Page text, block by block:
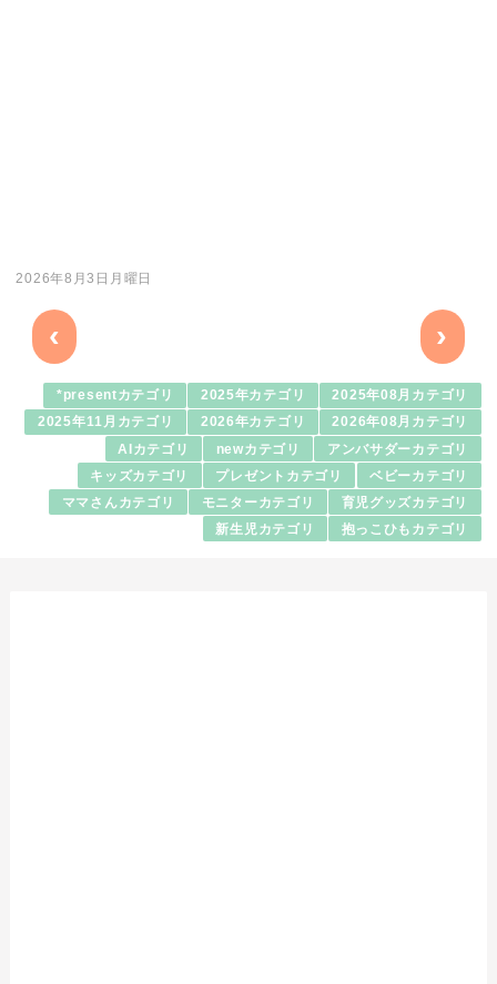
2026年8月3日月曜日
‹ ›
*presentカテゴリ 2025年カテゴリ 2025年08月カテゴリ
2025年11月カテゴリ 2026年カテゴリ 2026年08月カテゴリ
AIカテゴリ newカテゴリ アンバサダーカテゴリ
キッズカテゴリ プレゼントカテゴリ ベビーカテゴリ
ママさんカテゴリ モニターカテゴリ 育児グッズカテゴリ
新生児カテゴリ 抱っこひもカテゴリ